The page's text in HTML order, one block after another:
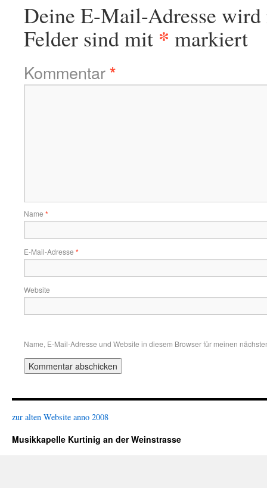
Deine E-Mail-Adresse
Felder sind mit * markiert
Kommentar*
Name *
E-Mail-Adresse *
Website
Name, E-Mail-Adresse und Website in diesem Browser für meinen
zur alten Website anno 2008
Musikkapelle Kurtinig an der Weinstrasse